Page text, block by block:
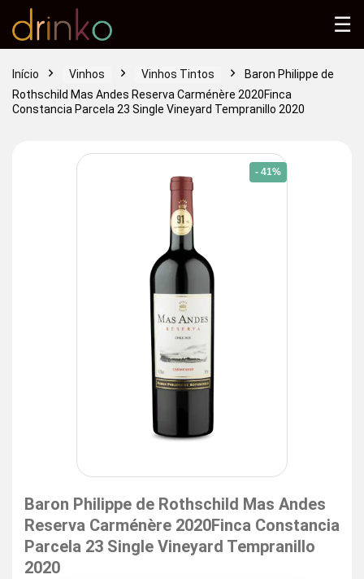
Início Vinhos Vinhos Tintos
Baron Philippe de
Rothschild Mas Andes Reserva Carménère 2020Finca
Constancia Parcela 23 Single Vineyard Tempranillo 2020
- 41%
Baron Philippe de Rothschild Mas Andes
Reserva Carménère 2020Finca Constancia
Parcela 23 Single Vineyard Tempranillo
2020
☰